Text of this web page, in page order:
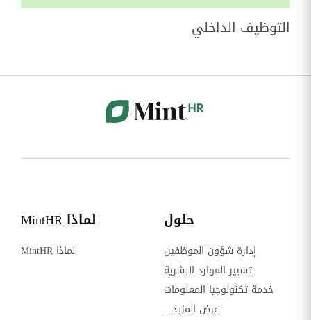
التوظيف الداخلي
حلول
إدارة شؤون الموظفين
تسيير الموارد البشرية
خدمة تكنولوجيا المعلومات
عرض المزيد...
لماذا MintHR
لماذا MintHR